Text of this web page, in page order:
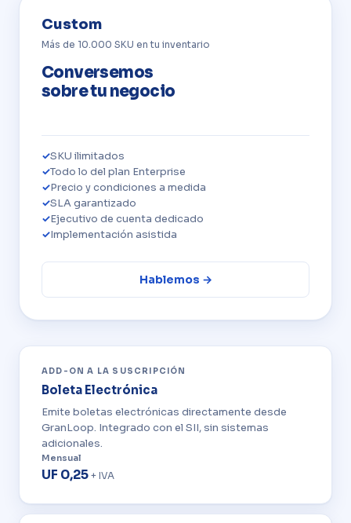
Custom
Más de 10.000 SKU en tu inventario
Conversemos
sobre tu negocio
SKU ilimitados
Todo lo del plan Enterprise
Precio y condiciones a medida
SLA garantizado
Ejecutivo de cuenta dedicado
Implementación asistida
Hablemos →
ADD-ON A LA SUSCRIPCIÓN
Boleta Electrónica
Emite boletas electrónicas directamente desde
GranLoop. Integrado con el SII, sin sistemas
adicionales.
Mensual
UF 0,25 + IVA